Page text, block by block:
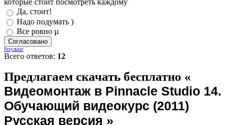
которые стоит посмотреть каждому
Да, стоит!
Надо подумать )
Все ровно µ
Результат
Всего ответов: 12